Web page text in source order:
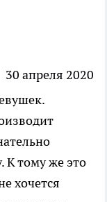
30 апреля 2020
К тому же это
хочется